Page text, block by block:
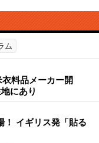
ム
料品メーカー開
にあり
！ イギリス発「貼る